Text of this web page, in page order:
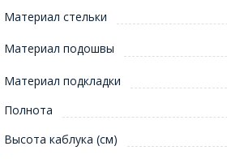
Материал стельки
Материал подошвы
Материал подкладки
Полнота
Высота каблука (см)